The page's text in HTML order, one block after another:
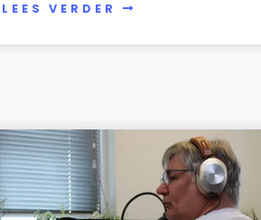
LEES VERDER